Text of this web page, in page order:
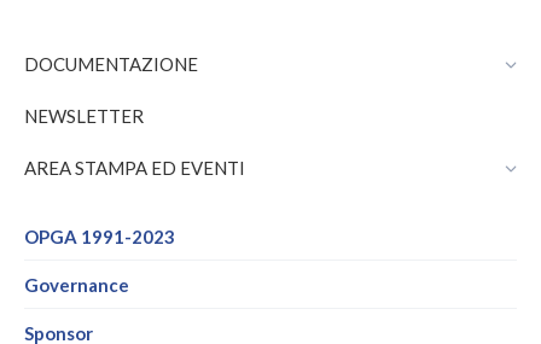
DOCUMENTAZIONE
NEWSLETTER
AREA STAMPA ED EVENTI
OPGA 1991-2023
Governance
Sponsor